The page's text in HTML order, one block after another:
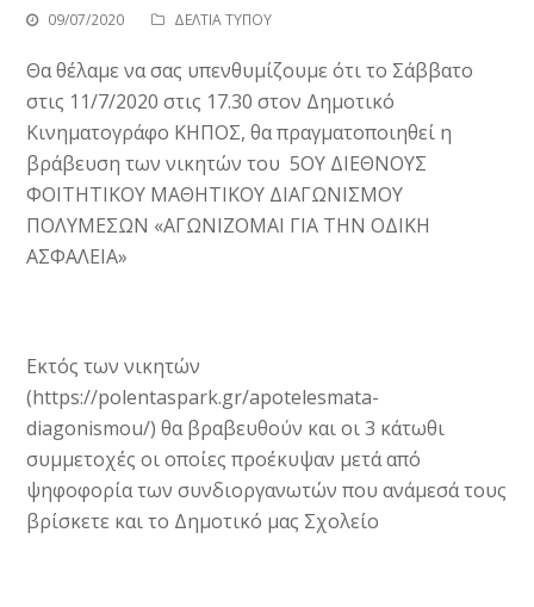
09/07/2020 ΔΕΛΤΙΑ ΤΥΠΟΥ
Θα θέλαμε να σας υπενθυμίζουμε ότι το Σάββατο
στις 11/7/2020 στις 17.30 στον Δημοτικό
Κινηματογράφο ΚΗΠΟΣ, θα πραγματοποιηθεί η
βράβευση των νικητών του 5ΟΥ ΔΙΕΘΝΟΥΣ
ΦΟΙΤΗΤΙΚΟΥ ΜΑΘΗΤΙΚΟΥ ΔΙΑΓΩΝΙΣΜΟΥ
ΠΟΛΥΜΕΣΩΝ «ΑΓΩΝΙΖΟΜΑΙ ΓΙΑ ΤΗΝ ΟΔΙΚΗ
ΑΣΦΑΛΕΙΑ»
Εκτός των νικητών
(https://polentaspark.gr/apotelesmata-
diagonismou/) θα βραβευθούν και οι 3 κάτωθι
συμμετοχές οι οποίες προέκυψαν μετά από
ψηφοφορία των συνδιοργανωτών που ανάμεσά τους
βρίσκετε και το Δημοτικό μας Σχολείο